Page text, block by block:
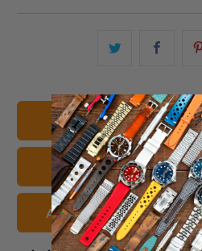
Comparte
Twitter
22mm Correas de
Orient Correas de
Acero inoxidable Correas